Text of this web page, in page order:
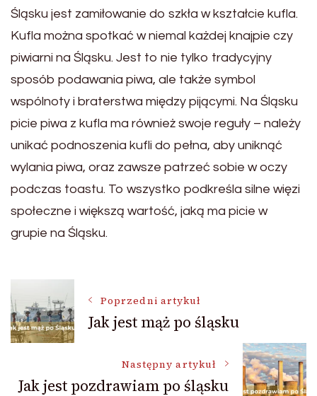
Śląsku jest zamiłowanie do szkła w kształcie kufla.
Kufla można spotkać w niemal każdej knajpie czy
piwiarni na Śląsku. Jest to nie tylko tradycyjny
sposób podawania piwa, ale także symbol
wspólnoty i braterstwa między pijącymi. Na Śląsku
picie piwa z kufla ma również swoje reguły – należy
unikać podnoszenia kufli do pełna, aby uniknąć
wylania piwa, oraz zawsze patrzeć sobie w oczy
podczas toastu. To wszystko podkreśla silne więzi
społeczne i większą wartość, jaką ma picie w
grupie na Śląsku.
Nawigacja
wpisu
Poprzedni artykuł
Jak jest mąż po śląsku
Następny artykuł
Jak jest pozdrawiam po śląsku